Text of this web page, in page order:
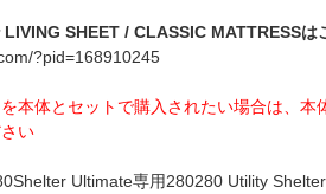
SHEET / CLASSIC MATTRESSは
?pid=168910245
本体とセットで購入されたい場合は、
い
Ultimate専用280280 Utility